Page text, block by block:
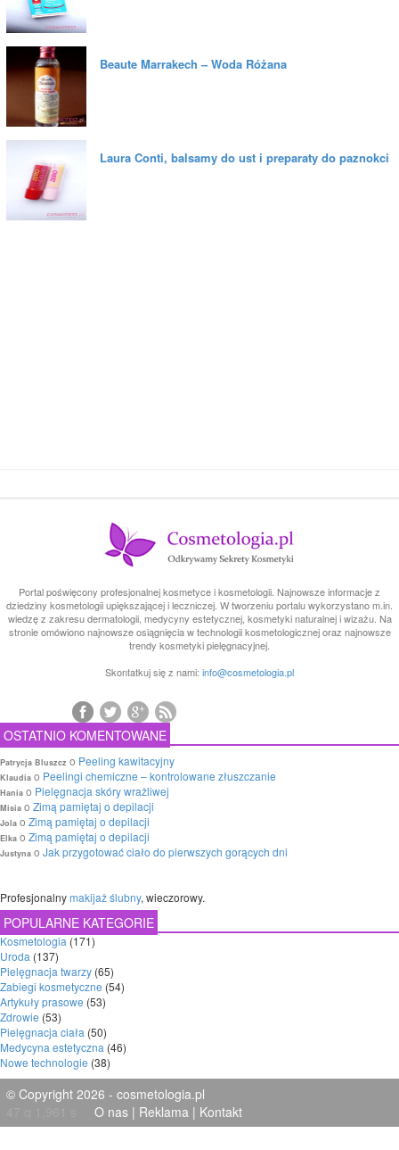
Beaute Marrakech – Woda Różana
Laura Conti, balsamy do ust i preparaty do paznokci
Portal poświęcony profesjonalnej kosmetyce i kosmetologii. Najnowsze informacje z
dziedziny kosmetologii upiększającej i leczniczej. W tworzeniu portalu wykorzystano m.in.
wiedzę z zakresu dermatologii, medycyny estetycznej, kosmetyki naturalnej i wizażu. Na
stronie omówiono najnowsze osiągnięcia w technologii kosmetologicznej oraz najnowsze
trendy kosmetyki pielęgnacyjnej.
Skontatkuj się z nami: info@cosmetologia.pl
OSTATNIO KOMENTOWANE
Patrycja Bluszcz o Peeling kawitacyjny
Klaudia o Peelingi chemiczne – kontrolowane złuszczanie
Hania o Pielęgnacja skóry wrażliwej
Misia o Zimą pamiętaj o depilacji
Jola o Zimą pamiętaj o depilacji
Elka o Zimą pamiętaj o depilacji
Justyna o Jak przygotować ciało do pierwszych gorących dni
Profesjonalnymakijaż ślubny, wieczorowy.
POPULARNE KATEGORIE
Kosmetologia (171)
Uroda (137)
Pielęgnacja twarzy (65)
Zabiegi kosmetyczne (54)
Artykuły prasowe (53)
Zdrowie (53)
Pielęgnacja ciała (50)
Medycyna estetyczna (46)
Nowe technologie (38)
© Copyright 2026 - cosmetologia.pl
O nas | Reklama | Kontakt